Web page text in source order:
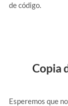
de código.
Copia
Esperemos que